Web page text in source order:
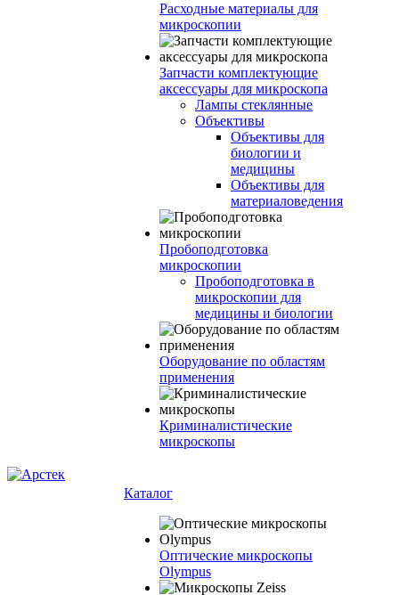
Расходные материалы для
микроскопии
Запчасти комплектующие
аксессуары для микроскопа
Лампы стеклянные
Объективы
Объективы для
биологии и
медицины
Объективы для
материаловедения
Пробоподготовка
микроскопии
Пробоподготовка в
микроскопии для
медицины и биологии
Оборудование по областям
применения
Криминалистические
микроскопы
Каталог
Оптические микроскопы
Olympus